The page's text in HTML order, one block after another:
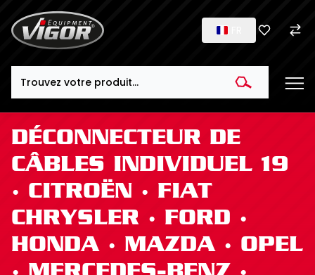
DÉCONNECTEUR DE
CÂBLES INDIVIDUEL 19
∙ CITROËN ∙ FIAT
CHRYSLER ∙ FORD ∙
HONDA ∙ MAZDA ∙ OPEL